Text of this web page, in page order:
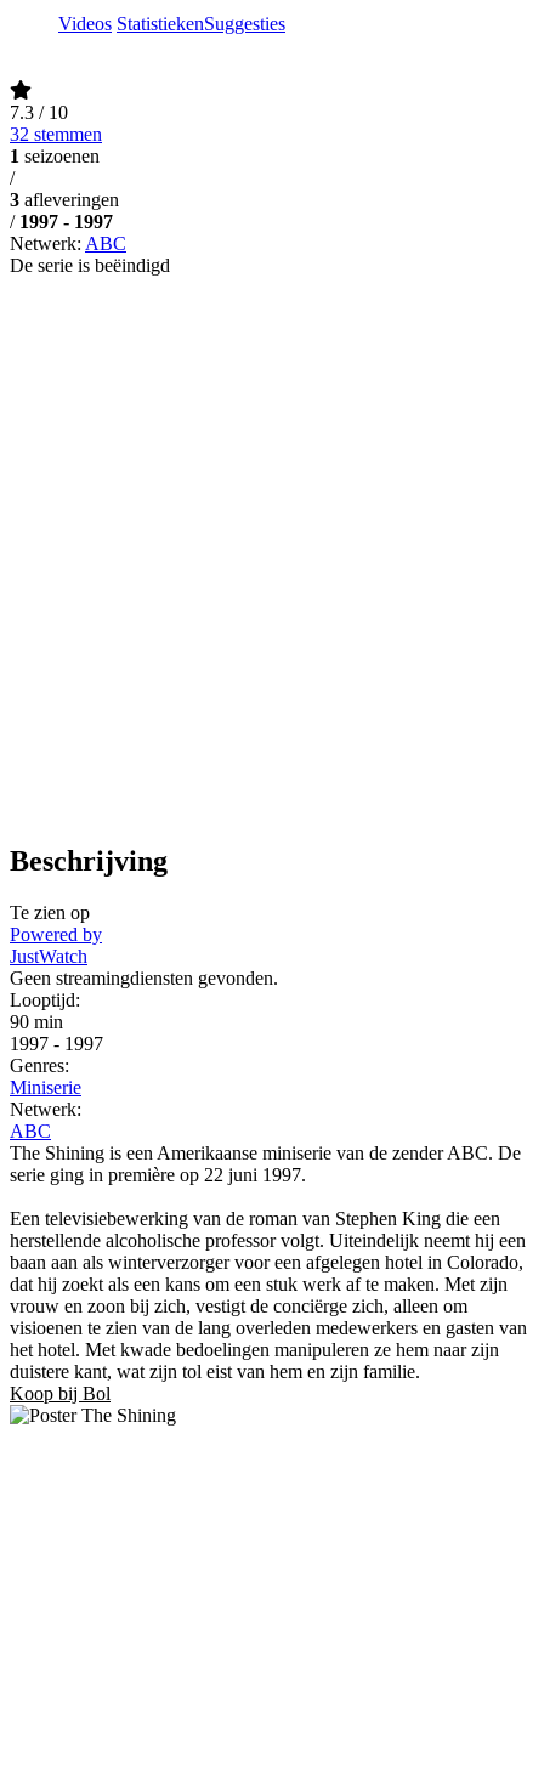
Videos StatistiekenSuggesties
7.3 / 10
32 stemmen
1 seizoenen
/
3 afleveringen
/ 1997 - 1997
Netwerk: ABC
De serie is beëindigd
Beschrijving
Te zien op
Powered by
JustWatch
Geen streamingdiensten gevonden.
Looptijd:
90 min
1997 - 1997
Genres:
Miniserie
Netwerk:
ABC
The Shining is een Amerikaanse miniserie van de zender ABC. De
serie ging in première op 22 juni 1997.
Een televisiebewerking van de roman van Stephen King die een
herstellende alcoholische professor volgt. Uiteindelijk neemt hij een
baan aan als winterverzorger voor een afgelegen hotel in Colorado,
dat hij zoekt als een kans om een ​​stuk werk af te maken. Met zijn
vrouw en zoon bij zich, vestigt de conciërge zich, alleen om
visioenen te zien van de lang overleden medewerkers en gasten van
het hotel. Met kwade bedoelingen manipuleren ze hem naar zijn
duistere kant, wat zijn tol eist van hem en zijn familie.
Koop bij Bol